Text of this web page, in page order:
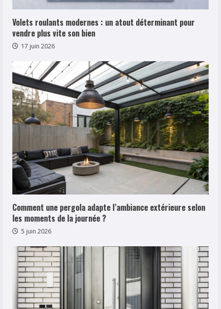
Volets roulants modernes : un atout déterminant pour
vendre plus vite son bien
17 juin 2026
Comment une pergola adapte l’ambiance extérieure selon
les moments de la journée ?
5 juin 2026